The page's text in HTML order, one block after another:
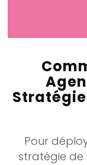
Pour
stratégie de